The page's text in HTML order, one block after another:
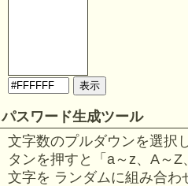
パスワード生成ツール
文字数のプルダウンを選択
タンを押すと「a～z、A～Z
文字を ランダムに組み合わ